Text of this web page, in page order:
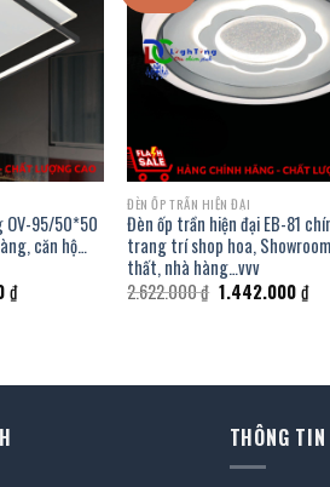
OV-95/50*50
căn hộ…
₫Giá
ĐÈN ỐP TRẦN HIỆN ĐẠI
Đèn ốp trần hiện đại EB-81
trang trí shop hoa,
thất, nhà hàng…vvv
2.622.000₫ Giá
gốc
1.442.000₫Giá
hiện
THÔNG